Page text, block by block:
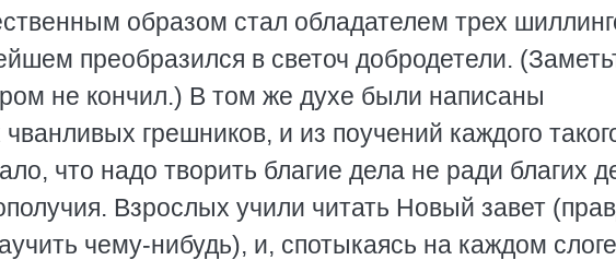
образом стал обладателем трех
преобразился в светоч добродетели.
не кончил.) В том же духе были написаны
грешников, и из поучений каждого
что надо творить благие дела не ради благих
Взрослых учили читать Новый завет
чему-нибудь), и, спотыкаясь на каждом